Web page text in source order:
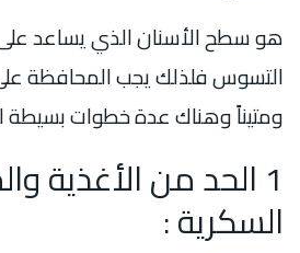
هو سطح الأسنان الذي يساعد
التسوس فلذلك يجب المحافظة
ومتيناً وهناك عدة خطوات بسيطة
1 الحد من الأغذية
السكرية :